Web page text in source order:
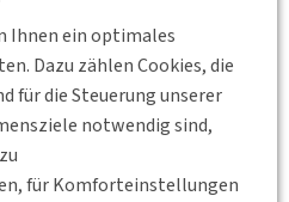
Ihnen ein optimales
Dazu zählen Cookies, die
für die Steuerung unserer
notwendig sind,
für Komforteinstellungen